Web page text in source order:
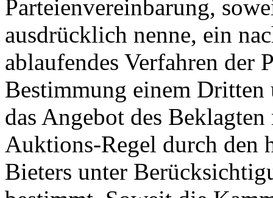
Parteienvereinbarung,
ausdrücklich nenne, ein
ablaufendes Verfahren der
Bestimmung einem Dritten
das Angebot des
Auktions-Regel durch den
Bieters unter